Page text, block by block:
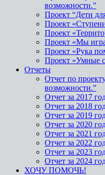
возможности.”
Проект “Дети
Проект
Проект
Проект «Мы
Проект «Рука
Проект «Умные
Отчеты
Отчет по
возможности.”
Отчет за 2017
Отчет за 2018
Отчет за 2019
Отчет за 2020
Отчет за 2021
Отчет за 2022
Отчет за 2023
Отчет за 2024
ХОЧУ ПОМОЧЬ!